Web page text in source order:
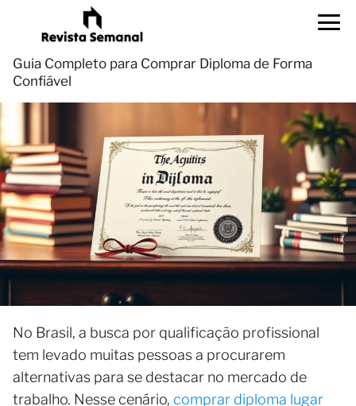
Guia Completo para Comprar Diploma de Forma
Confiável
No Brasil, a busca por qualificação profissional
tem levado muitas pessoas a procurarem
alternativas para se destacar no mercado de
trabalho. Nesse cenário, comprar diploma lugar